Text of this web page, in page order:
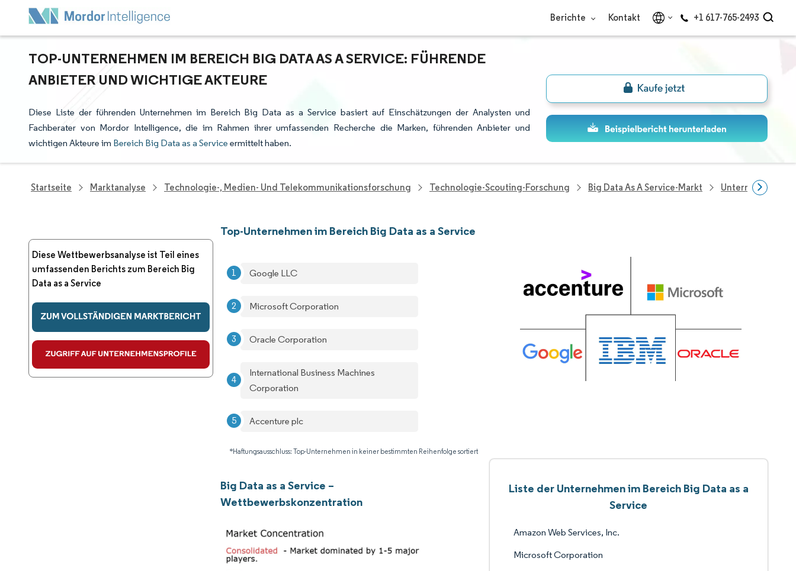
Berichte Kontakt +1 617-765-2493
TOP-UNTERNEHMEN IM BEREICH BIG DATA AS A SERVICE: FÜHRENDE
ANBIETER UND WICHTIGE AKTEURE
Diese Liste der führenden Unternehmen im Bereich Big Data as a Service basiert auf Einschätzungen der Analysten und
Fachberater von Mordor Intelligence, die im Rahmen ihrer umfassenden Recherche die Marken, führenden Anbieter und
wichtigen Akteure im Bereich Big Data as a Service ermittelt haben.
Startseite Marktanalyse Technologie-, Medien- Und Telekommunikationsforschung Technologie-Scouting-Forschung Big Data As A Service-Markt Unternehmen Im
Diese Wettbewerbsanalyse ist Teil eines
umfassenden Berichts zum Bereich Big
Data as a Service
Top-Unternehmen im Bereich Big Data as a Service
Google LLC
Microsoft Corporation
Oracle Corporation
International Business Machines
Corporation
Accenture plc
*Haftungsausschluss: Top-Unternehmen in keiner bestimmten Reihenfolge sortiert
Big Data as a Service –
Wettbewerbskonzentration
Liste der Unternehmen im Bereich Big Data as a
Service
Amazon Web Services, Inc.
Microsoft Corporation